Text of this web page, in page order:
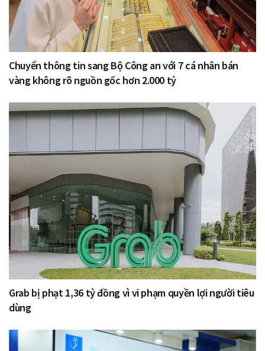
Chuyển thông tin sang Bộ Công an với 7 cá nhân bán
vàng không rõ nguồn gốc hơn 2.000 tỷ
Grab bị phạt 1,36 tỷ đồng vì vi phạm quyền lợi người tiêu
dùng